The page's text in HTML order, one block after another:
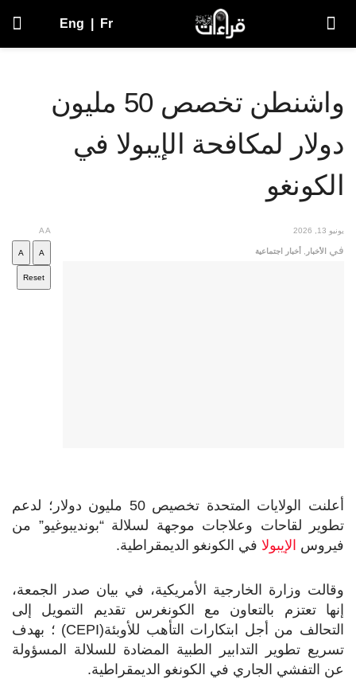
Eng Fr
واشنطن تخصص 50 مليون
دولار لمكافحة الإيبولا في
الكونغو
يونيو 13, 2026
في الأخبار أخبار اجتماعية
AA
A
A
Reset
أعلنت الولايات المتحدة تخصيص 50 مليون دولار؛ لدعم
تطوير لقاحات وعلاجات موجهة لسلالة “بونديبوغيو” من
فيروس الإيبولا في الكونغو الديمقراطية.
وقالت وزارة الخارجية الأمريكية، في بيان صدر الجمعة،
إنها تعتزم بالتعاون مع الكونغرس تقديم التمويل إلى
التحالف من أجل ابتكارات التأهب للأوبئة(CEPI) ؛ بهدف
تسريع تطوير التدابير الطبية المضادة للسلالة المسؤولة
عن التفشي الجاري في الكونغو الديمقراطية.